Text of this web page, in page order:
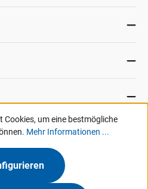
Allg. Verkaufsbedingungen
Portal
sich ausschließlich an Industrie, Handel,
Cookies, um eine bestmögliche
Mehr Informationen ...